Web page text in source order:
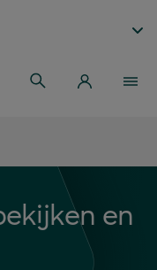
en